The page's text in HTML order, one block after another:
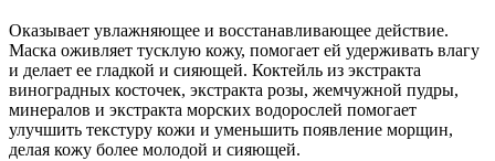
Оказывает увлажняющее и восстанавливающее действие.
Маска оживляет тусклую кожу, помогает ей удерживать влагу
и делает ее гладкой и сияющей. Коктейль из экстракта
виноградных косточек, экстракта розы, жемчужной пудры,
минералов и экстракта морских водорослей помогает
улучшить текстуру кожи и уменьшить появление морщин,
делая кожу более молодой и сияющей.